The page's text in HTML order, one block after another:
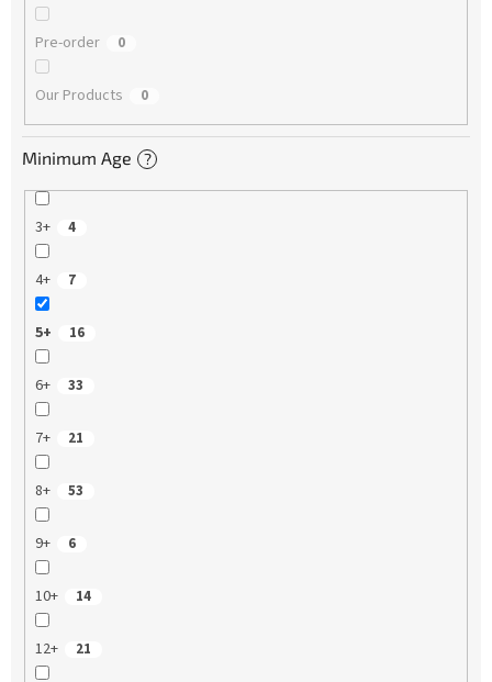
Pre-order 0
Our Products 0
Minimum Age ?
3+ 4
4+ 7
5+ 16
6+ 33
7+ 21
8+ 53
9+ 6
10+ 14
12+ 21